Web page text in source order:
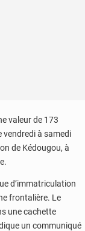
valeur de 173
vendredi à samedi
de Kédougou, à
d’immatriculation
frontalière. Le
une cachette
un communiqué